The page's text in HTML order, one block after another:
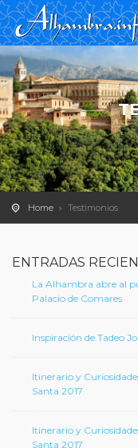
Home Testimonios
ENTRADAS
La Alhambra abre al
Palacio de Comares
Inspiración de Tadeo
Itinerario y
Santa 2017
Itinerario y
Santa 2017